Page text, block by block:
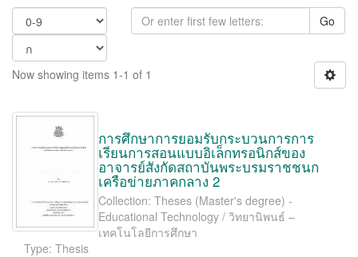
Go
Now showing items 1-1 of 1
การศึกษาการยอมรับกระบวนการการ
เรียนการสอนแบบอิเล็กทรอนิกส์ของ
อาจารย์สังกัดสถาบันพระบรมราชชนก
เครือข่ายภาคกลาง 2
Collection: Theses (Master's degree) -
Educational Technology / วิทยานิพนธ์ –
เทคโนโลยีการศึกษา
Type: Thesis